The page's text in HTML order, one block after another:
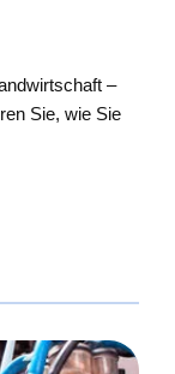
–
Sie, wie Sie